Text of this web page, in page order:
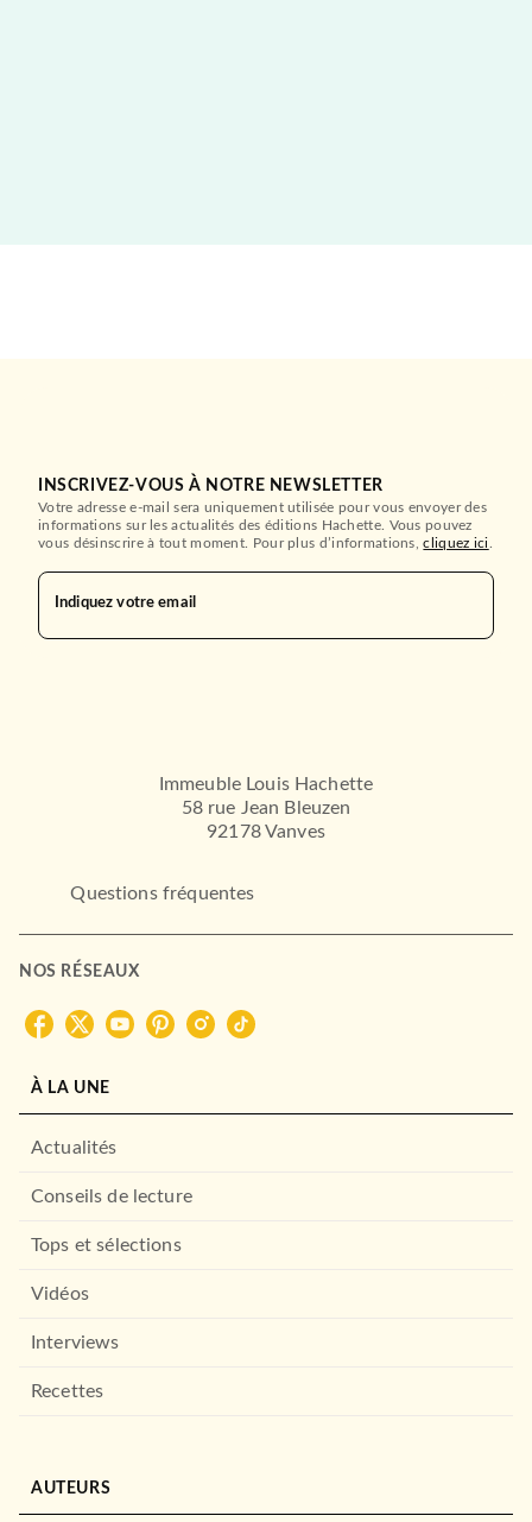
INSCRIVEZ-VOUS À NOTRE NEWSLETTER
Votre adresse e-mail sera uniquement utilisée pour vous envoyer des
informations sur les actualités des éditions Hachette. Vous pouvez
vous désinscrire à tout moment. Pour plus d’informations,cliquez ici
Indiquez votre email
Immeuble Louis Hachette
58 rue Jean Bleuzen
92178 Vanves
Questions fréquentes
NOS RÉSEAUX
À LA UNE
Actualités
Conseils de lecture
Tops et sélections
Vidéos
Interviews
Recettes
AUTEURS